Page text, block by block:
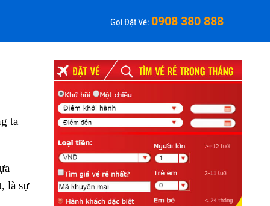
Gọi Đặt Vé: 0908 380 888
ta
là sự